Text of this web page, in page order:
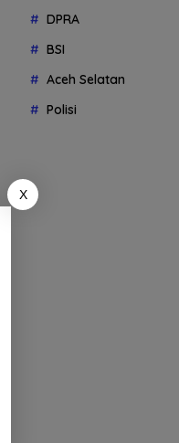
DPRA
BSI
Aceh Selatan
Polisi
X